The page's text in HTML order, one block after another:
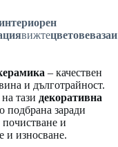
вижтецветовевазаи
– качествен
и дълготрайност.
тази декоративна
подбрана заради
почистване и
и износване.